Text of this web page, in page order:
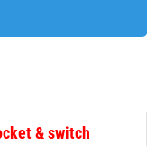
& switch